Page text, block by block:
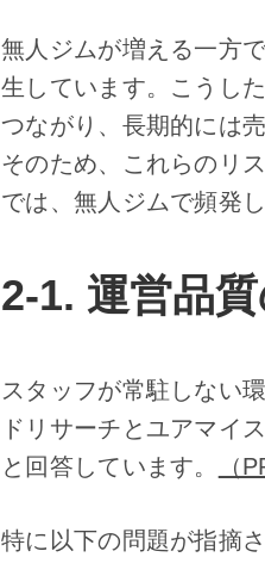
無人ジムが増える一方
生しています。こうし
つながり、長期的には
そのため、これらのリ
では、無人ジムで頻発
2-1. 運営品
スタッフが常駐しない
ドリサーチとユアマイ
と回答しています。
（
特に以下の問題が指摘